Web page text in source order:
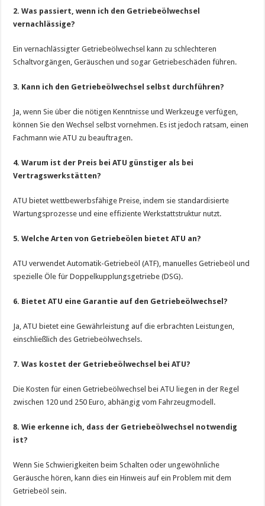
2. Was passiert, wenn ich den Getriebeölwechsel
vernachlässige?
Ein vernachlässigter Getriebeölwechsel kann zu schlechteren
Schaltvorgängen, Geräuschen und sogar Getriebeschäden führen.
3. Kann ich den Getriebeölwechsel selbst durchführen?
Ja, wenn Sie über die nötigen Kenntnisse und Werkzeuge verfügen,
können Sie den Wechsel selbst vornehmen. Es ist jedoch ratsam, einen
Fachmann wie ATU zu beauftragen.
4. Warum ist der Preis bei ATU günstiger als bei
Vertragswerkstätten?
ATU bietet wettbewerbsfähige Preise, indem sie standardisierte
Wartungsprozesse und eine effiziente Werkstattstruktur nutzt.
5. Welche Arten von Getriebeölen bietet ATU an?
ATU verwendet Automatik-Getriebeöl (ATF), manuelles Getriebeöl und
spezielle Öle für Doppelkupplungsgetriebe (DSG).
6. Bietet ATU eine Garantie auf den Getriebeölwechsel?
Ja, ATU bietet eine Gewährleistung auf die erbrachten Leistungen,
einschließlich des Getriebeölwechsels.
7. Was kostet der Getriebeölwechsel bei ATU?
Die Kosten für einen Getriebeölwechsel bei ATU liegen in der Regel
zwischen 120 und 250 Euro, abhängig vom Fahrzeugmodell.
8. Wie erkenne ich, dass der Getriebeölwechsel notwendig
ist?
Wenn Sie Schwierigkeiten beim Schalten oder ungewöhnliche
Geräusche hören, kann dies ein Hinweis auf ein Problem mit dem
Getriebeöl sein.